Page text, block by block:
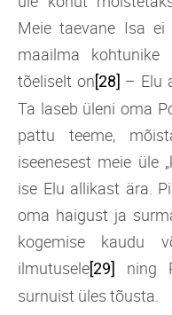
Meie taevane Isa
maailma
tõeliselt on[28] – Elu
Ta laseb üleni oma
pattu teeme,
iseenesest meie üle
ise Elu allikast ära.
oma haigust ja
kogemise kaudu
ilmutusele[29]
ning
surnuist üles tõusta.